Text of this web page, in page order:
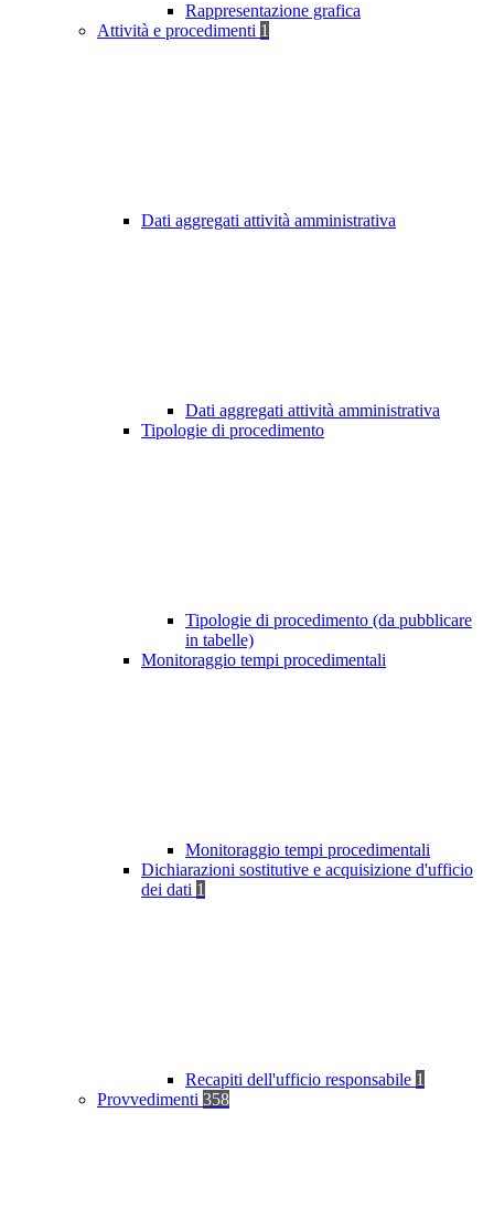
Rappresentazione grafica
Attività e procedimenti 1
Dati aggregati attività amministrativa
Dati aggregati attività amministrativa
Tipologie di procedimento
Tipologie di procedimento (da pubblicare
in tabelle)
Monitoraggio tempi procedimentali
Monitoraggio tempi procedimentali
Dichiarazioni sostitutive e acquisizione d'ufficio
dei dati 1
Recapiti dell'ufficio responsabile 1
Provvedimenti 358